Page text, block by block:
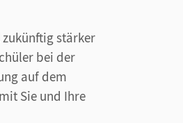
stärker
bei der
auf dem
Sie und Ihre